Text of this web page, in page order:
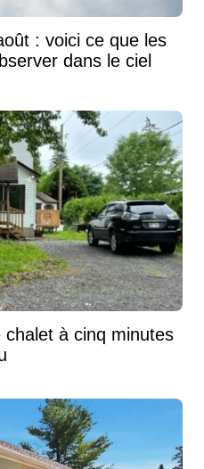
: voici ce que les
dans le ciel
à cinq minutes